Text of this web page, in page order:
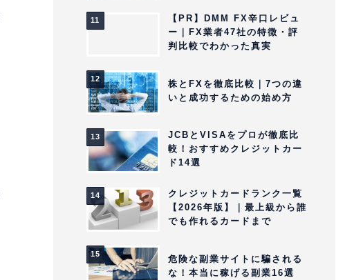
【PR】DMM FX辛口レビュ
ー｜FX業者47社の特徴・評
判比較でわかった真実
株とFXを徹底比較｜7つの違
いと成功するための始め方
JCBとVISAをプロが徹底比
較！おすすめクレジットカー
ド14選
クレジットカードランク一覧
【2026年版】｜最上級から誰
でも作れるカードまで
危険な副業サイトに騙される
な！本当に稼げる副業16選